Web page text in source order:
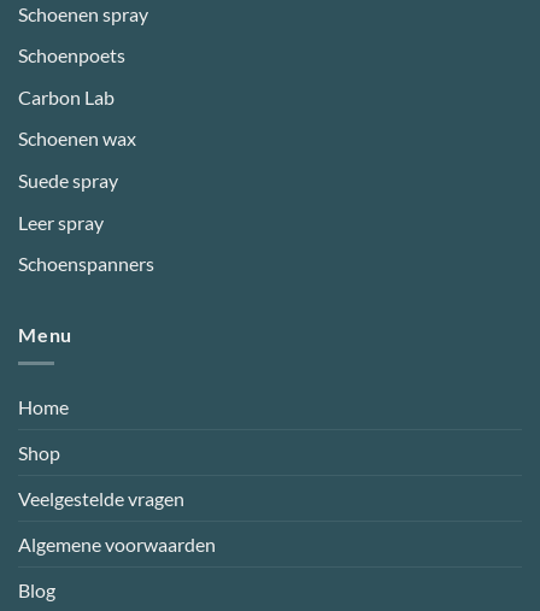
Schoenen spray
Schoenpoets
Carbon Lab
Schoenen wax
Suede spray
Leer spray
Schoenspanners
Menu
Home
Shop
Veelgestelde vragen
Algemene voorwaarden
Blog